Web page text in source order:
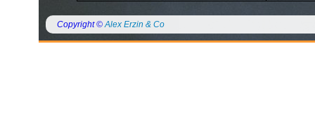
Copyright ©Alex Erzin & Co